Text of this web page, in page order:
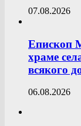
07.08.2026
Епископ
храме
всякого
06.08.2026